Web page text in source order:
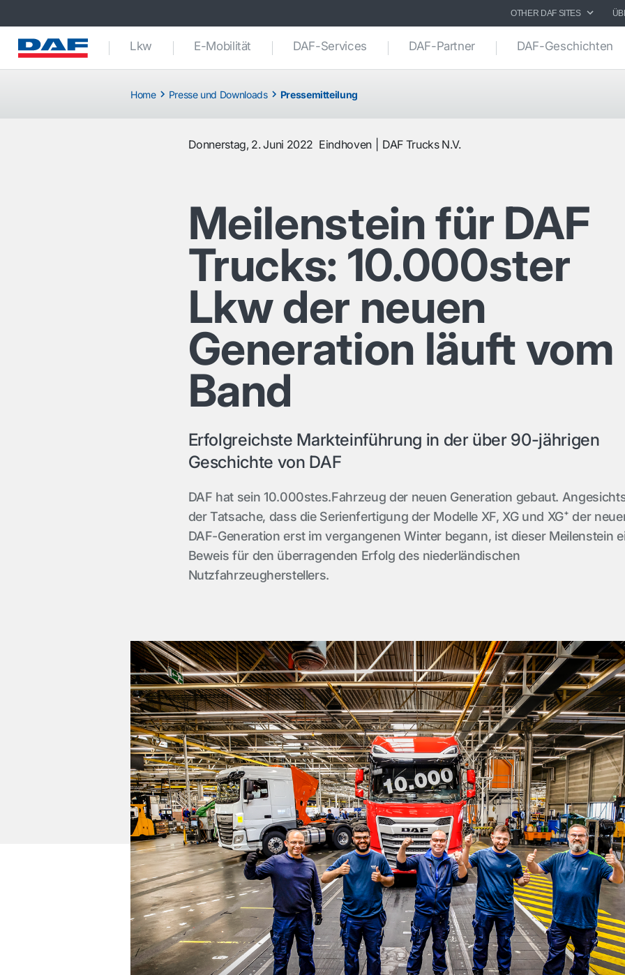
OTHER DAF SITES
Lkw E-Mobilität DAF-Services DAF-Partner DAF-Geschichten
Home Presse und Downloads Pressemitteilung
Donnerstag, 2. Juni 2022 Eindhoven DAF Trucks N.V.
Meilenstein für DAF
Trucks: 10.000ster
Lkw der neuen
Generation läuft vom
Band
Erfolgreichste Markteinführung in der über 90-jährigen
Geschichte von DAF
DAF hat sein 10.000stes.Fahrzeug der neuen Generation gebaut.
der Tatsache, dass die Serienfertigung der Modelle XF, XG und XG⁺ der
DAF-Generation erst im vergangenen Winter begann, ist dieser Meilenstein
Beweis für den überragenden Erfolg des niederländischen
Nutzfahrzeugherstellers.